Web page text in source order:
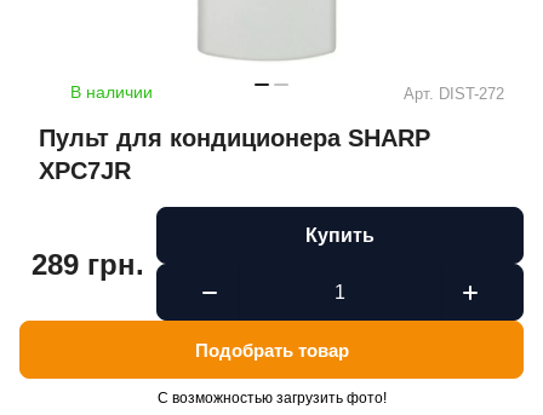
В наличии Арт. DIST-272
Пульт для кондиционера SHARP
XPC7JR
289 грн.
Купить
Подобрать товар
С возможностью загрузить фото!